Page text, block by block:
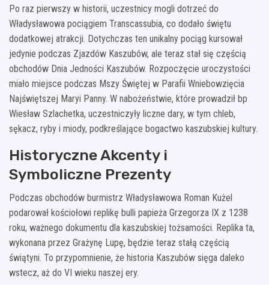
Po raz pierwszy w historii, uczestnicy mogli dotrzeć do
Władysławowa pociągiem Transcassubia, co dodało świętu
dodatkowej atrakcji. Dotychczas ten unikalny pociąg kursował
jedynie podczas Zjazdów Kaszubów, ale teraz stał się częścią
obchodów Dnia Jedności Kaszubów. Rozpoczęcie uroczystości
miało miejsce podczas Mszy Świętej w Parafii Wniebowzięcia
Najświętszej Maryi Panny. W nabożeństwie, które prowadził bp
Wiesław Szlachetka, uczestniczyły liczne dary, w tym chleb,
sękacz, ryby i miody, podkreślające bogactwo kaszubskiej kultury.
Historyczne Akcenty i
Symboliczne Prezenty
Podczas obchodów burmistrz Władysławowa Roman Kużel
podarował kościołowi replikę bulli papieża Grzegorza IX z 1238
roku, ważnego dokumentu dla kaszubskiej tożsamości. Replika ta,
wykonana przez Grażynę Lupę, będzie teraz stałą częścią
świątyni. To przypomnienie, że historia Kaszubów sięga daleko
wstecz, aż do VI wieku naszej ery.